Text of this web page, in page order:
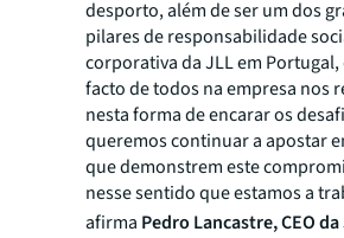
desporto, além de ser um dos
pilares de responsabilidade
corporativa da JLL em Portugal,
facto de todos na empresa nos
nesta forma de encarar os
queremos continuar a apostar
que demonstrem este
nesse sentido que estamos a
afirma Pedro Lancastre, CEO da